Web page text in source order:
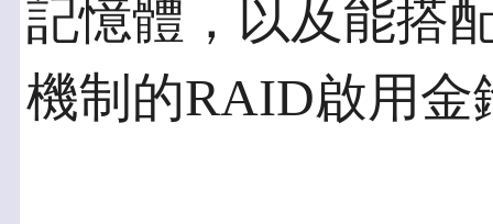
記憶體，以及能搭
機制的RAID啟用金